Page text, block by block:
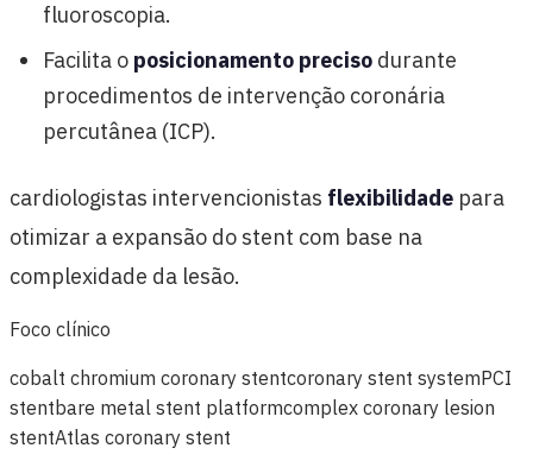
fluoroscopia.
Facilita o posicionamento preciso durante
procedimentos de intervenção coronária
percutânea (ICP).
cardiologistas intervencionistas flexibilidade para
otimizar a expansão do stent com base na
complexidade da lesão.
Foco clínico
cobalt chromium coronary stentcoronary stent systemPCI
stent bare metal stent platformcomplex coronary lesion
stentAtlas coronary stent